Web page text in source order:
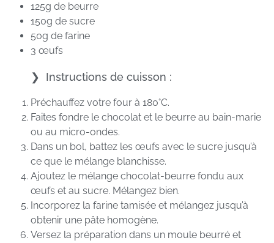
125g de beurre
150g de sucre
50g de farine
3 œufs
Instructions de cuisson :
Préchauffez votre four à 180°C.
Faites fondre le chocolat et le beurre au bain-marie
ou au micro-ondes.
Dans un bol, battez les œufs avec le sucre jusqu’à
ce que le mélange blanchisse.
Ajoutez le mélange chocolat-beurre fondu aux
œufs et au sucre. Mélangez bien.
Incorporez la farine tamisée et mélangez jusqu’à
obtenir une pâte homogène.
Versez la préparation dans un moule beurré et